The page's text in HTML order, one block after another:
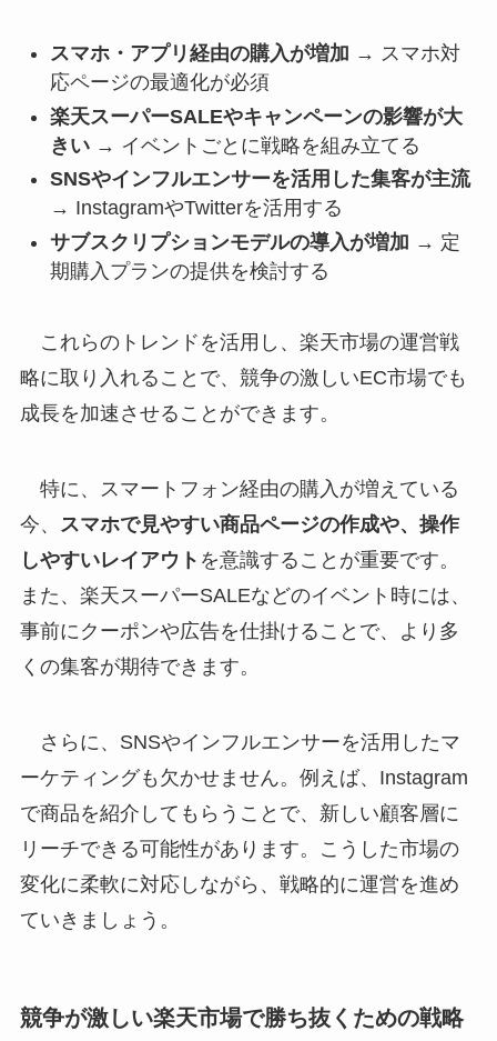
スマホ・アプリ経由の購入が増加 → スマホ対
応ページの最適化が必須
楽天スーパーSALEやキャンペーンの影響が大
きい→ イベントごとに戦略を組み立てる
SNSやインフルエンサーを活用した集客が主流
→ InstagramやTwitterを活用する
サブスクリプションモデルの導入が増加 → 定
期購入プランの提供を検討する
これらのトレンドを活用し、楽天市場の運営戦
略に取り入れることで、競争の激しいEC市場でも
成長を加速させることができます。
特に、スマートフォン経由の購入が増えている
今、 スマホで見やすい商品ページの作成や、操作
しやすいレイアウト を意識することが重要です。
また、楽天スーパーSALEなどのイベント時には、
事前にクーポンや広告を仕掛けることで、より多
くの集客が期待できます。
さらに、SNSやインフルエンサーを活用したマ
ーケティングも欠かせません。例えば、Instagram
で商品を紹介してもらうことで、新しい顧客層に
リーチできる可能性があります。こうした市場の
変化に柔軟に対応しながら、戦略的に運営を進め
ていきましょう。
競争が激しい楽天市場で勝ち抜くための戦略